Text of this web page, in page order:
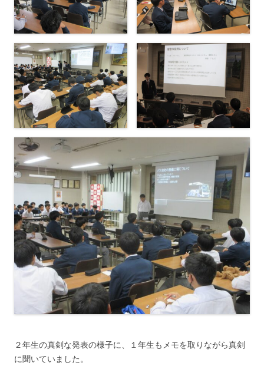
２年生の真剣な発表の様子に、１年生もメモを取りながら真剣
に聞いていました。